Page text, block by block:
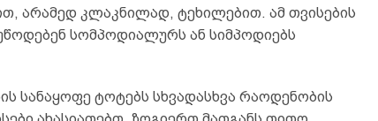
არამედ კლაკნილად, ტეხილებით. ამ თვისების
სომპოდიალურს ან სიმპოდიებს
სანაყოფე ტოტებს სხვადასხვა რაოდენობის